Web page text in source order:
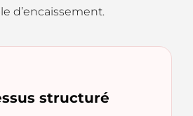
d’encaissement.
structuré